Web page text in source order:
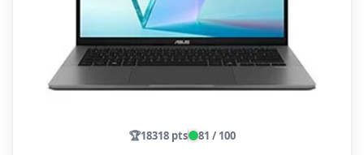
🏆18318 pts 81 / 100